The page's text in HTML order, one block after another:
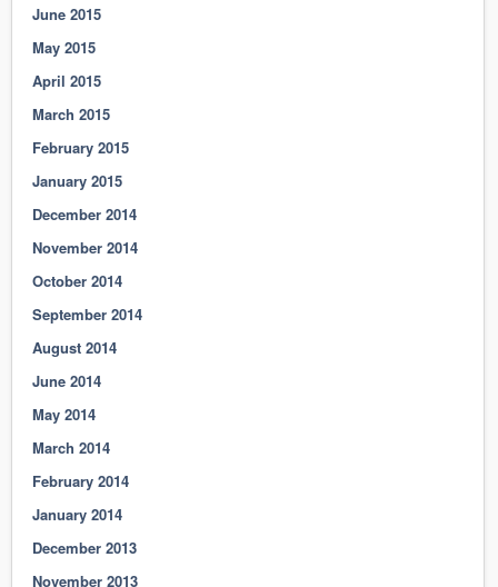
June 2015
May 2015
April 2015
March 2015
February 2015
January 2015
December 2014
November 2014
October 2014
September 2014
August 2014
June 2014
May 2014
March 2014
February 2014
January 2014
December 2013
November 2013